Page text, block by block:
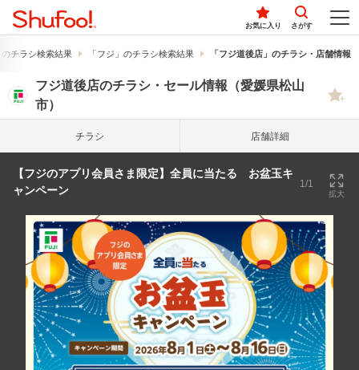
お気に入り さがす
チラシ検索結果 「フジ」のチラシ検索結果 「フジ道後店」のチラシ・店舗情報
フジ道後店のチラシ・セール情報（愛媛県松山
市）
チラシ 店舗詳細
【フジのアプリ会員さま限定】全員に当たる お盆玉キ
ャンペーン
1/1
拡大